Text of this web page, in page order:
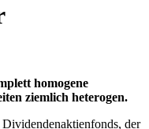
homogene
ziemlich heterogen.
der